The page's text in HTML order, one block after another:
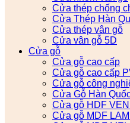
Cửa thép chống
Cửa Thép Hàn
Cửa thép vân gỗ
Cửa vân gỗ 5D
Cửa gỗ
Cửa gỗ cao cấp
Cửa gỗ cao cấp
Cửa gỗ công
Cửa Gỗ Hàn
Cửa gỗ HDF
Cửa gỗ MDF